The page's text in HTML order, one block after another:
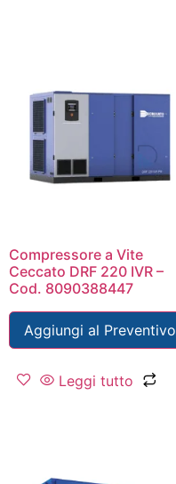
Compressore a Vite
Ceccato DRF 220 IVR –
Cod. 8090388447
Aggiungi al Preventivo
Leggi tutto